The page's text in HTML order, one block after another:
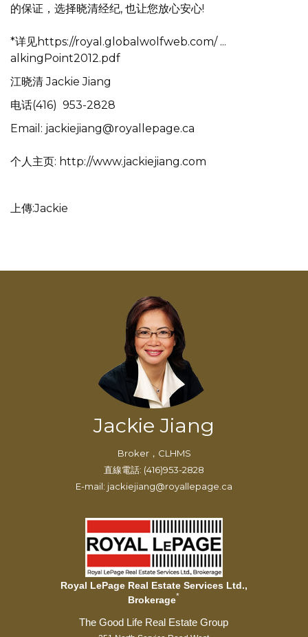
的保证，选择晓清经纪, 也让您放心安心!
*详见https://royal.globalwolfweb.com/ ...
alkingPoint2012.pdf
江晓清 Jackie Jiang
电话(416) 953-2828
Email: jackiejiang@royallepage.ca
个人主页: http://www.jackiejiang.com
上傳:Jackie
Jackie Jiang
Broker，CLHMS
直線電話: (416)953-2828
E-mail: jackiejiang@royallepage.ca
Royal LePage Real Estate Services Ltd.,
Brokerage*